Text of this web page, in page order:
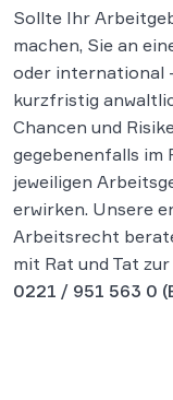
Sollte Ihr
machen, Sie an
oder international
kurzfristig
Chancen und
gegebenenfalls im
jeweiligen
erwirken. Unsere
Arbeitsrecht
mit Rat und Tat
0221 / 951 563 0